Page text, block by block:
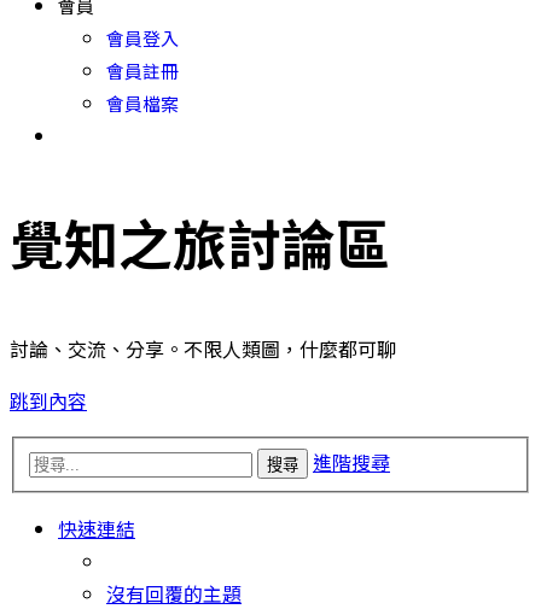
會員
會員登入
會員註冊
會員檔案
覺知之旅討論區
討論、交流、分享。不限人類圖，什麼都可聊
跳到內容
搜尋 進階搜尋
快速連結
沒有回覆的主題